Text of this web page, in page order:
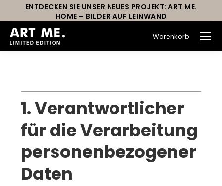
ENTDECKEN SIE UNSER NEUES PROJEKT: ART ME.
HOME – BILDER AUF LEINWAND
Warenkorb
1. Verantwortlicher
für die Verarbeitung
personenbezogener
Daten